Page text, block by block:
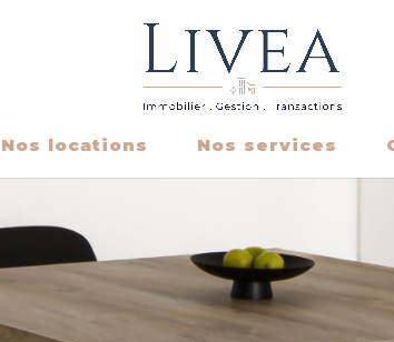
Nos locations Nos services